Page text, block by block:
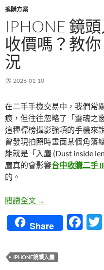
換購方案
IPHONE 鏡
收價嗎？教
況
2026-01-10
在二手手機交易中，我們常
痕，但往往忽略了「靈魂之
這種標榜攝影強項的手機來
曾發現拍照時畫面某個角落
能就是「入塵 (Dust inside
塵真的會影響台中收購二手
的。
閱讀全文 iPhone 鏡頭入塵
→
Share
F
IPHONE鏡頭入塵